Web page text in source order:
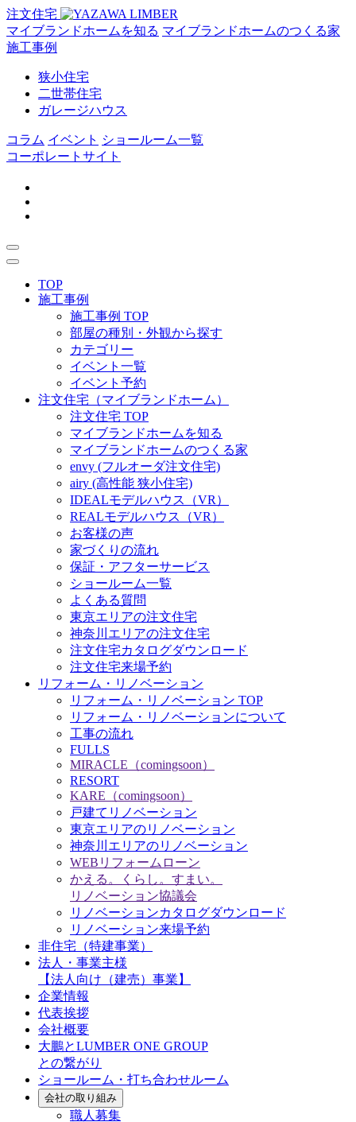
注文住宅
マイブランドホームを知る マイブランドホームのつくる家
施工事例
狭小住宅
二世帯住宅
ガレージハウス
コラム イベント ショールーム一覧
コーポレートサイト
TOP
施工事例
施工事例 TOP
部屋の種別・外観から探す
カテゴリー
イベント一覧
イベント予約
注文住宅（マイブランドホーム）
注文住宅 TOP
マイブランドホームを知る
マイブランドホームのつくる家
envy (フルオーダ注文住宅)
airy (高性能 狭小住宅)
IDEALモデルハウス（VR）
REALモデルハウス（VR）
お客様の声
家づくりの流れ
保証・アフターサービス
ショールーム一覧
よくある質問
東京エリアの注文住宅
神奈川エリアの注文住宅
注文住宅カタログダウンロード
注文住宅来場予約
リフォーム・リノベーション
リフォーム・リノベーション TOP
リフォーム・リノベーションについて
工事の流れ
FULLS
MIRACLE（comingsoon）
RESORT
KARE（comingsoon）
戸建てリノベーション
東京エリアのリノベーション
神奈川エリアのリノベーション
WEBリフォームローン
かえる。くらし。すまい。
リノベーション協議会
リノベーションカタログダウンロード
リノベーション来場予約
非住宅（特建事業）
法人・事業主様
【法人向け（建売）事業】
企業情報
代表挨拶
会社概要
大鵬とLUMBER ONE GROUP
との繋がり
ショールーム・打ち合わせルーム
会社の取り組み
職人募集